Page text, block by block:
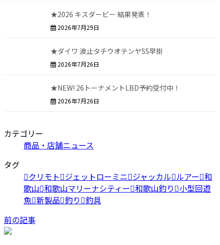
★2026 キスダービー 結果発表！
2026年7月29日
★ダイワ 波止タチウオテンヤSS早掛
2026年7月26日
★NEW! 26トーナメントLBD予約受付中！
2026年7月26日
カテゴリー
商品・店舗ニュース
タグ
クリモト ジェットローミニ ジャッカル ルアー 和
歌山 和歌山マリーナシティー 和歌山釣り 小型回遊
魚 新製品 釣り 釣具
前の記事